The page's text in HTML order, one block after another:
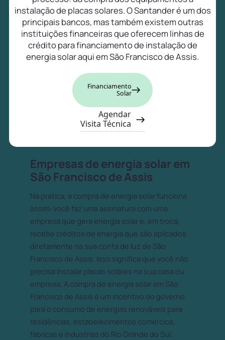
instalação de placas solares. O Santander é um dos
principais bancos, mas também existem outras
instituições financeiras que oferecem linhas de
crédito para financiamento de instalação de
energia solar aqui em São Francisco de Assis.
Financiamento
Solar
Agendar
Visita Técnica
Empresas de energia solar em
São Francisco de Assis
Na prática, a compra de energia solar funciona
assim: você faz uma assinatura com uma
empresa que gera energia solar e, em troca,
recebe créditos de energia que são aplicados
diretamente na sua conta de luz de São
Francisco de Assis. Isso significa que você não
precisa instalar placas solares na sua casa ou
empresa. A compra de energia solar em São
Francisco de Assis é um incentivo do governo
para o consumo de energias renováveis para
residências, estabelecimentos comercios,
fábricas e industrias do Rio Grande do Sul.